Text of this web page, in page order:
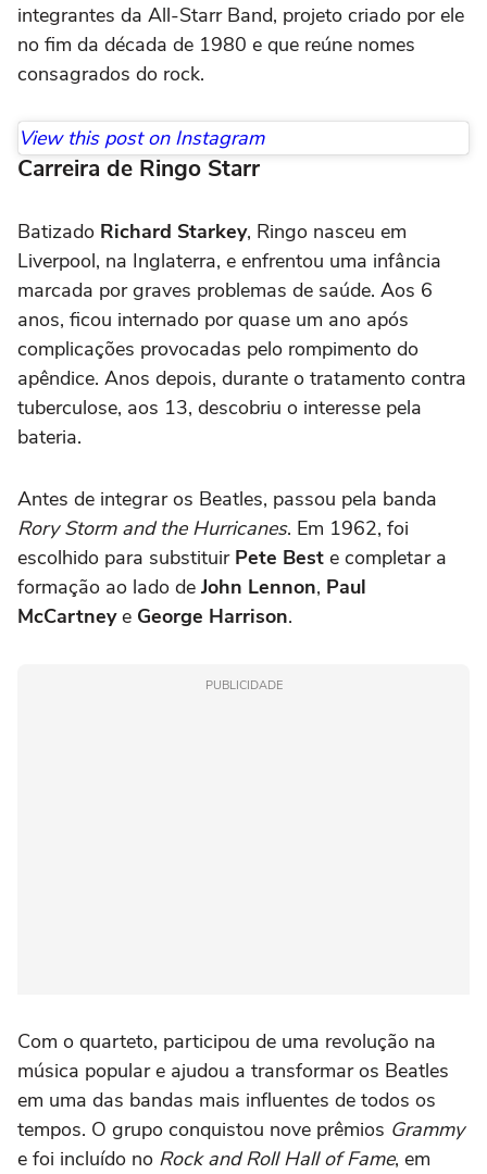
integrantes da All-Starr Band, projeto criado por ele
no fim da década de 1980 e que reúne nomes
consagrados do rock.
View this post on Instagram
Carreira de Ringo Starr
Batizado Richard Starkey, Ringo nasceu em
Liverpool, na Inglaterra, e enfrentou uma infância
marcada por graves problemas de saúde. Aos 6
anos, ficou internado por quase um ano após
complicações provocadas pelo rompimento do
apêndice. Anos depois, durante o tratamento contra
tuberculose, aos 13, descobriu o interesse pela
bateria.
Antes de integrar os Beatles, passou pela banda
Rory Storm and the Hurricanes. Em 1962, foi
escolhido para substituir Pete Best e completar a
formação ao lado de John Lennon, Paul
McCartneye George Harrison.
PUBLICIDADE
Com o quarteto, participou de uma revolução na
música popular e ajudou a transformar os Beatles
em uma das bandas mais influentes de todos os
tempos. O grupo conquistou nove prêmios Grammy
e foi incluído no Rock and Roll Hall of Fame, em